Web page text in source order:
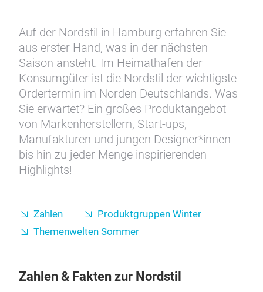
Auf der Nordstil in Hamburg erfahren Sie
aus erster Hand, was in der nächsten
Saison ansteht. Im Heimathafen der
Konsumgüter ist die Nordstil der wichtigste
Ordertermin im Norden Deutschlands. Was
Sie erwartet? Ein großes Produktangebot
von Markenherstellern, Start-ups,
Manufakturen und jungen Designer*innen
bis hin zu jeder Menge inspirierenden
Highlights!
Zahlen
Produktgruppen Winter
Themenwelten Sommer
Zahlen & Fakten zur Nordstil